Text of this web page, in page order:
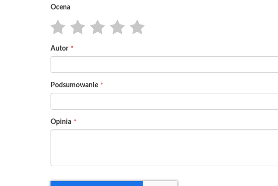
Ocena
star
stars
stars
stars
stars
Autor
Podsumowanie
Opinia